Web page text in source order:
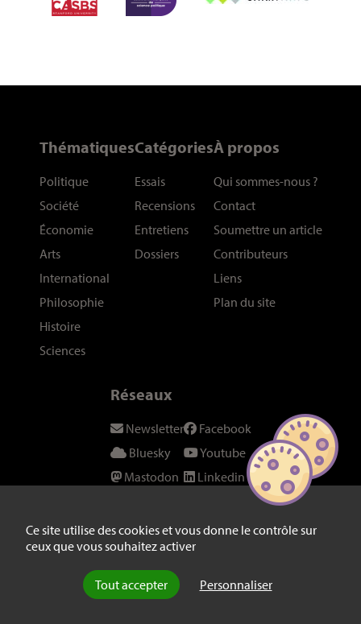
Ce site utilise des cookies et vous donne le contrôle sur
ceux que vous souhaitez activer
Tout accepter Personnaliser
Thématiques
Politique
Société
Économie
Arts
International
Philosophie
Histoire
Sciences
Catégories
Essais
Recensions
Entretiens
Dossiers
À propos
Qui sommes-nous ?
Contact
Soumettre un article
Contributeurs
Liens
Plan du site
Réseaux
Newsletter
Bluesky
Mastodon
Instagram
Twitter/X
Facebook
Youtube
Linkedin
Fil RSS